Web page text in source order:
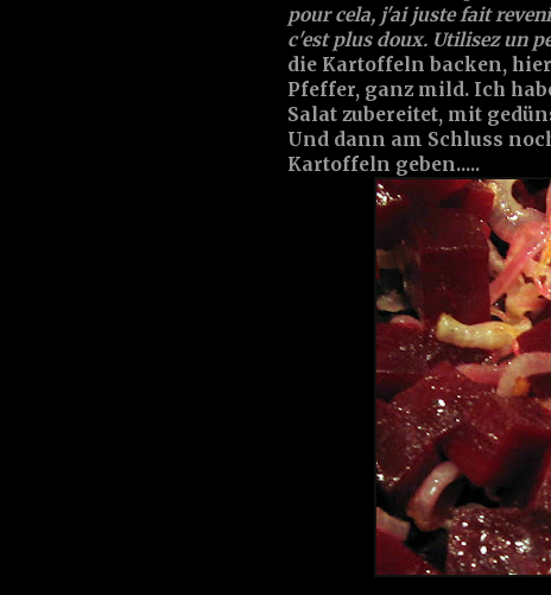
pour cela, j'ai juste fait
c'est plus doux. Utilisez un
die Kartoffeln backen,
Pfeffer, ganz mild. Ich
Salat zubereitet, mit
Und dann am Schluss
Kartoffeln geben.....